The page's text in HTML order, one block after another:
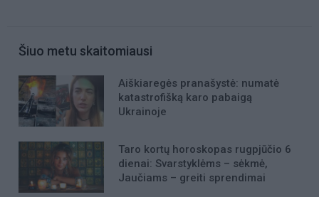
Šiuo metu skaitomiausi
Aiškiaregės pranašystė: numatė
katastrofišką karo pabaigą
Ukrainoje
Taro kortų horoskopas rugpjūčio 6
dienai: Svarstyklėms – sėkmė,
Jaučiams – greiti sprendimai